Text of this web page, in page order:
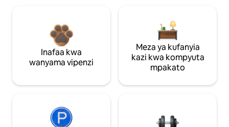
Inafaa kwa
wanyama vipenzi
Meza ya kufanyia
kazi kwa kompyuta
mpakato